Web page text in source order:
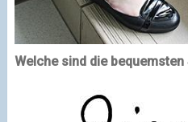
Welche sind die